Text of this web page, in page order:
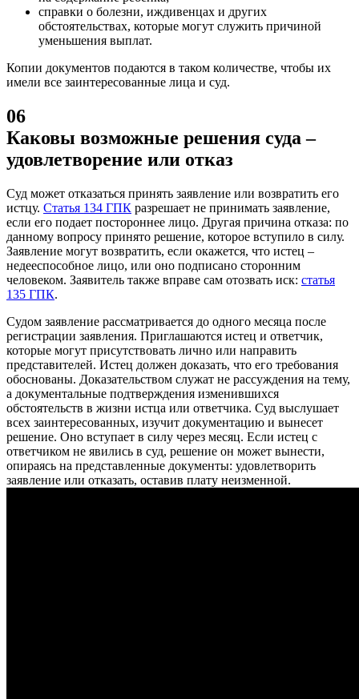
справки о болезни, иждивенцах и других
обстоятельствах, которые могут служить причиной
уменьшения выплат.
Копии документов подаются в таком количестве, чтобы их
имели все заинтересованные лица и суд.
06
Каковы возможные решения суда –
удовлетворение или отказ
Суд может отказаться принять заявление или возвратить его
истцу. Статья 134 ГПК разрешает не принимать заявление,
если его подает постороннее лицо. Другая причина отказа: по
данному вопросу принято решение, которое вступило в силу.
Заявление могут возвратить, если окажется, что истец –
недееспособное лицо, или оно подписано сторонним
человеком. Заявитель также вправе сам отозвать иск: статья
135 ГПК.
Судом заявление рассматривается до одного месяца после
регистрации заявления. Приглашаются истец и ответчик,
которые могут присутствовать лично или направить
представителей. Истец должен доказать, что его требования
обоснованы. Доказательством служат не рассуждения на тему,
а документальные подтверждения изменившихся
обстоятельств в жизни истца или ответчика. Суд выслушает
всех заинтересованных, изучит документацию и вынесет
решение. Оно вступает в силу через месяц. Если истец с
ответчиком не явились в суд, решение он может вынести,
опираясь на представленные документы: удовлетворить
заявление или отказать, оставив плату неизменной.